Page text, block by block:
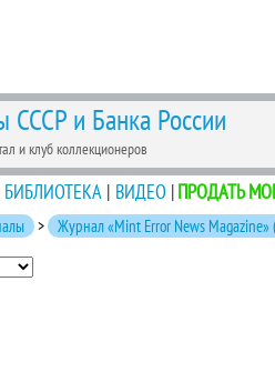
и Банка России
и клуб коллекционеров
БИБЛИОТЕКА | ВИДЕО |ПРОДАТЬ
> Журнал «Mint Error News